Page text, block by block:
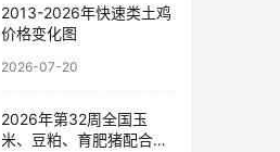
2013-2026年快速类土鸡
价格变化图
2026-07-20
2026年第32周全国玉
米、豆粕、育肥猪配合饲